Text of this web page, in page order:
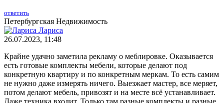
ответить
Петербургская Недвижимость
Лариса
26.07.2023, 11:48
Крайне удачно заметила рекламу о меблировке. Оказывается
есть готовые комплекты мебели, которые делают под
конкретную квартиру и по конкретным меркам. То есть самим
не нужно даже измерять ничего. Выезжает мастер, все меряет,
потом делают мебель, привозят и на месте всё устанавливает.
Даже техника входит. Только там разные комплекты и разные